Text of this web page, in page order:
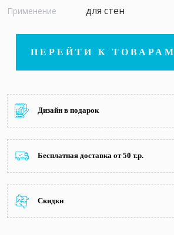
Применение для стен
ПЕРЕЙТИ К ТОВАРАМ
Дизайн в подарок
Бесплатная доставка от 50 т.р.
Скидки